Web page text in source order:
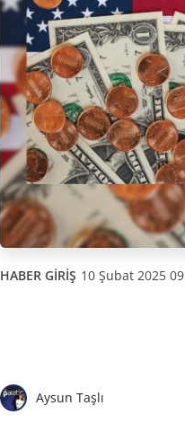
HABER GİRİŞ 10 Şubat 2025
Aysun Taşlı